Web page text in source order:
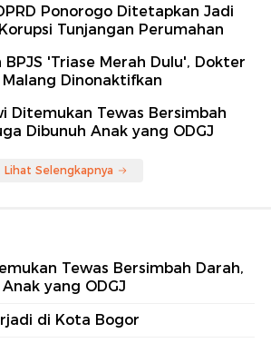
Ponorogo Ditetapkan Jadi
Tunjangan Perumahan
BPJS 'Triase Merah Dulu', Dokter
Malang Dinonaktifkan
Ditemukan Tewas Bersimbah
Dibunuh Anak yang ODGJ
Lihat Selengkapnya
Tewas Bersimbah Darah,
yang ODGJ
di Kota Bogor